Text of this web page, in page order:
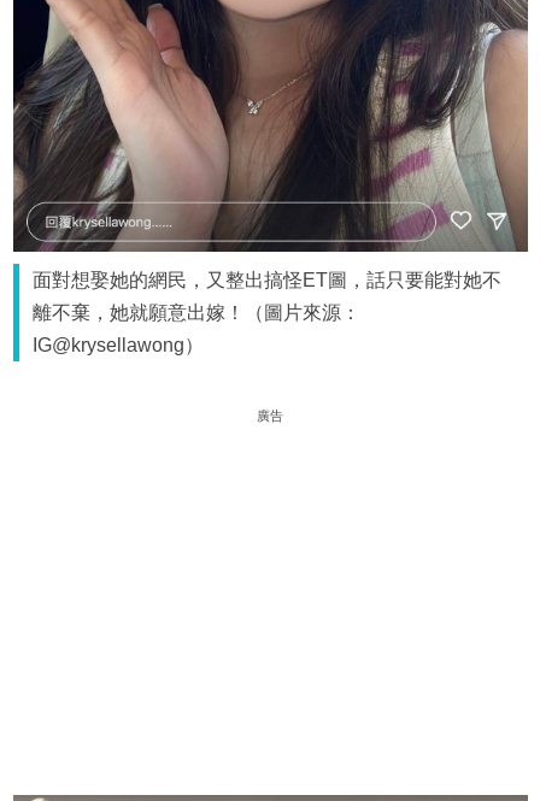
面對想娶她的網民，又整出搞怪ET圖，話只要能對她不
離不棄，她就願意出嫁！（圖片來源：
IG@krysellawong）
廣告